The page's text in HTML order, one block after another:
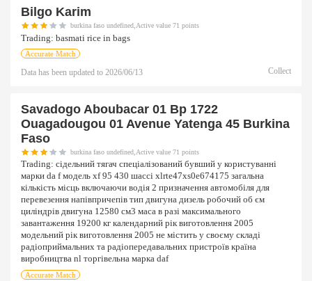
Bilgo Karim
burkina faso undefined,Active value 71 points
Trading: basmati rice in bags
Accurate Match
Data has been updated to 2026/06/13 Collect
Savadogo Aboubacar 01 Bp 1722
Ouagadougou 01 Avenue Yatenga 45 Burkina
Faso
burkina faso undefined,Active value 71 points
Trading: сідельний тягач спеціалізований бувший у користуванні
марки da f модель xf 95 430 шассі xlrte47xs0e674175 загальна
кількість місць включаючи водія 2 призначення автомобіля для
перевезення напівпричепів тип двигуна дизель робочий об єм
циліндрів двигуна 12580 см3 маса в разі максимального
завантаження 19200 кг календарний рік виготовлення 2005
модельний рік виготовлення 2005 не містить у своєму складі
радіоприймальних та радіопередавальних пристроїв країна
виробництва nl торгівельна марка daf
Accurate Match